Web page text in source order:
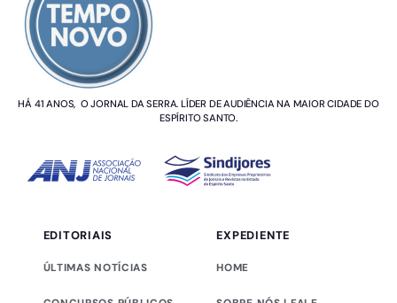
HÁ 41 ANOS, O JORNAL DA SERRA. LÍDER DE AUDIÊNCIA NA MAIOR CIDADE DO
ESPÍRITO SANTO.
EDITORIAIS
ÚLTIMAS NOTÍCIAS
EXPEDIENTE
HOME